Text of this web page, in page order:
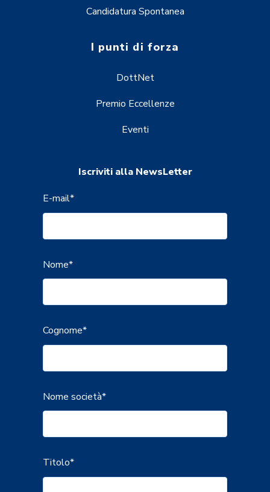
Candidatura Spontanea
I punti di forza
DottNet
Premio Eccellenze
Eventi
Iscriviti alla NewsLetter
E-mail*
Nome*
Cognome*
Nome società*
Titolo*